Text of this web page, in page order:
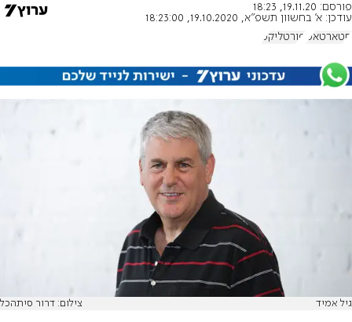
פורסם: 19.11.20, 18:23
עודכן: א' בחשוון תשפ"א, 19.10.2020, 18:23:00
סטארטאפ פורטליקס
גיל אמיד צילום: דרור סיתהכל